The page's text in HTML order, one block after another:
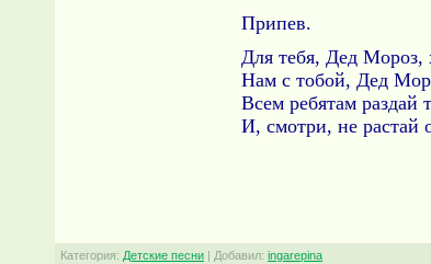
Припев.
Для тебя, Дед Мороз,
Нам с тобой, Дед
Всем ребятам раздай
И, смотри, не растай
Категория: Детские песни | Добавил: ingarepina